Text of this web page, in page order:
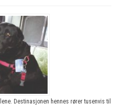
Destinasjonen hennes rører tusenvis til